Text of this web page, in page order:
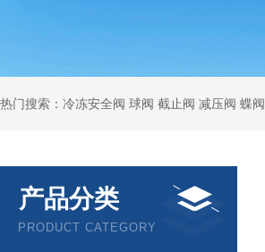
热门搜索：冷冻安全阀 球阀 截止阀 减压阀 蝶阀
产品分类
PRODUCT CATEGORY